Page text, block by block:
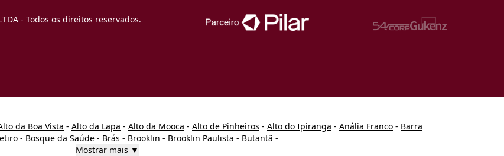
- Todos os direitos reservados.
da Boa Vista - Alto da Lapa - Alto da Mooca - Alto de Pinheiros - Alto do Ipiranga - Anália Franco - Barra
- Bosque da Saúde - Brás - Brooklin - Brooklin Paulista - Butantã -
Mostrar mais ▼